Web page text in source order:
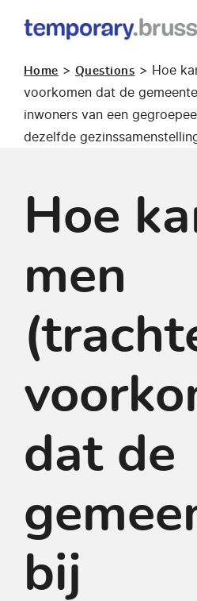
tijdelijk
Home > Questions > Hoe
voorkomen dat de
inwoners van een
dezelfde
Hoe
men
dat de
bij